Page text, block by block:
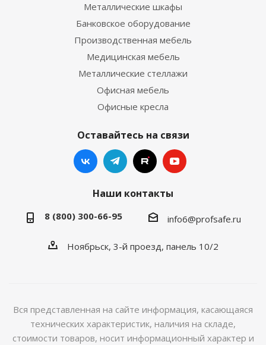
Металлические шкафы
Банковское оборудование
Производственная мебель
Медицинская мебель
Металлические стеллажи
Офисная мебель
Офисные кресла
Оставайтесь на связи
Наши контакты
8 (800) 300-66-95 info6@profsafe.ru
Ноябрьск, 3-й проезд, панель 10/2
Вся представленная на сайте информация, касающаяся
технических характеристик, наличия на складе,
стоимости товаров, носит информационный характер и